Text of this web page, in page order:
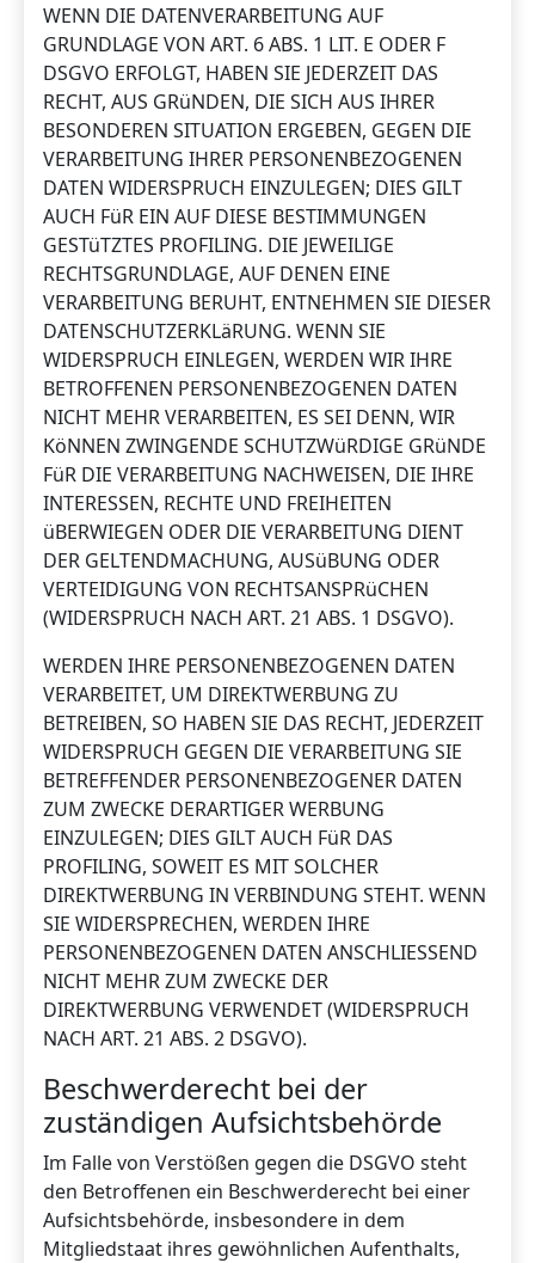
WENN DIE DATENVERARBEITUNG AUF
GRUNDLAGE VON ART. 6 ABS. 1 LIT. E ODER F
DSGVO ERFOLGT, HABEN SIE JEDERZEIT DAS
RECHT, AUS GRüNDEN, DIE SICH AUS IHRER
BESONDEREN SITUATION ERGEBEN, GEGEN DIE
VERARBEITUNG IHRER PERSONENBEZOGENEN
DATEN WIDERSPRUCH EINZULEGEN; DIES GILT
AUCH FüR EIN AUF DIESE BESTIMMUNGEN
GESTüTZTES PROFILING. DIE JEWEILIGE
RECHTSGRUNDLAGE, AUF DENEN EINE
VERARBEITUNG BERUHT, ENTNEHMEN SIE DIESER
DATENSCHUTZERKLäRUNG. WENN SIE
WIDERSPRUCH EINLEGEN, WERDEN WIR IHRE
BETROFFENEN PERSONENBEZOGENEN DATEN
NICHT MEHR VERARBEITEN, ES SEI DENN, WIR
KöNNEN ZWINGENDE SCHUTZWüRDIGE GRüNDE
FüR DIE VERARBEITUNG NACHWEISEN, DIE IHRE
INTERESSEN, RECHTE UND FREIHEITEN
üBERWIEGEN ODER DIE VERARBEITUNG DIENT
DER GELTENDMACHUNG, AUSüBUNG ODER
VERTEIDIGUNG VON RECHTSANSPRüCHEN
(WIDERSPRUCH NACH ART. 21 ABS. 1 DSGVO).
WERDEN IHRE PERSONENBEZOGENEN DATEN
VERARBEITET, UM DIREKTWERBUNG ZU
BETREIBEN, SO HABEN SIE DAS RECHT, JEDERZEIT
WIDERSPRUCH GEGEN DIE VERARBEITUNG SIE
BETREFFENDER PERSONENBEZOGENER DATEN
ZUM ZWECKE DERARTIGER WERBUNG
EINZULEGEN; DIES GILT AUCH FüR DAS
PROFILING, SOWEIT ES MIT SOLCHER
DIREKTWERBUNG IN VERBINDUNG STEHT. WENN
SIE WIDERSPRECHEN, WERDEN IHRE
PERSONENBEZOGENEN DATEN ANSCHLIESSEND
NICHT MEHR ZUM ZWECKE DER
DIREKTWERBUNG VERWENDET (WIDERSPRUCH
NACH ART. 21 ABS. 2 DSGVO).
Beschwerderecht bei der
zuständigen Aufsichtsbehörde
Im Falle von Verstößen gegen die DSGVO steht
den Betroffenen ein Beschwerderecht bei einer
Aufsichtsbehörde, insbesondere in dem
Mitgliedstaat ihres gewöhnlichen Aufenthalts,